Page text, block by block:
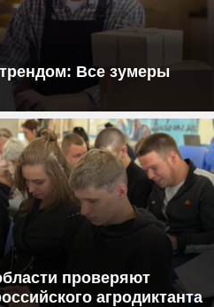
Все зумеры
проверяют
агродиктанта